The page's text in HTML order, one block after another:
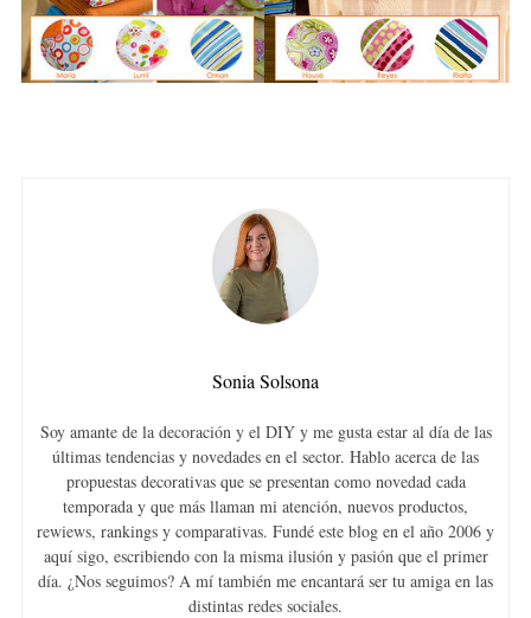
Sonia Solsona
Soy amante de la decoración y el DIY y me gusta estar al día de las
últimas tendencias y novedades en el sector. Hablo acerca de las
propuestas decorativas que se presentan como novedad cada
temporada y que más llaman mi atención, nuevos productos,
rewiews, rankings y comparativas. Fundé este blog en el año 2006 y
aquí sigo, escribiendo con la misma ilusión y pasión que el primer
día. ¿Nos seguimos? A mí también me encantará ser tu amiga en las
distintas redes sociales.